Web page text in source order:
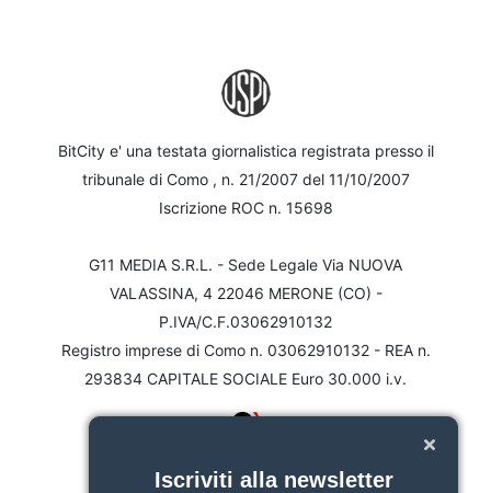
BitCity e' una testata giornalistica registrata presso il
tribunale di Como , n. 21/2007 del 11/10/2007
Iscrizione ROC n. 15698
G11 MEDIA S.R.L. - Sede Legale Via NUOVA
VALASSINA, 4 22046 MERONE (CO) -
P.IVA/C.F.03062910132
Registro imprese di Como n. 03062910132 - REA n.
293834 CAPITALE SOCIALE Euro 30.000 i.v.
Iscriviti alla newsletter